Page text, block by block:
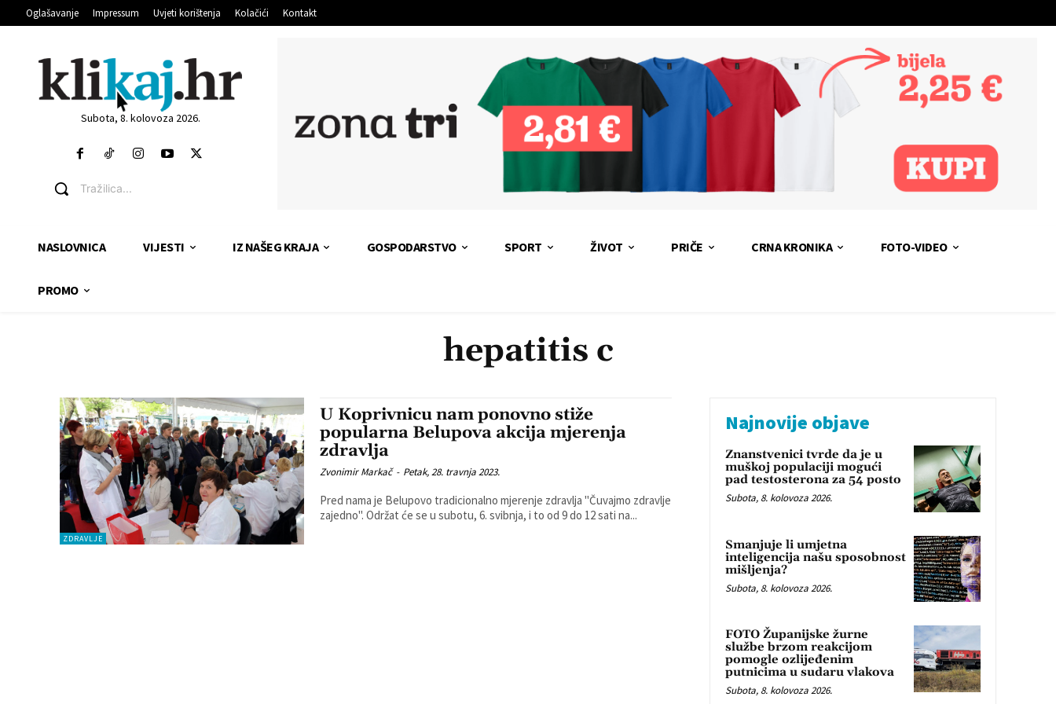
Oglašavanje Impressum Uvjeti korištenja Kolačići Kontakt
Subota, 8. kolovoza 2026.
Tražilica...
NASLOVNICA VIJESTI IZ NAŠEG KRAJA GOSPODARSTVO SPORT ŽIVOT PRIČE CRNA KRONIKA FOTO-VIDEO
PROMO
hepatitis c
ZDRAVLJE
U Koprivnicu nam ponovno stiže
popularna Belupova akcija mjerenja
zdravlja
Zvonimir Markač - Petak, 28. travnja 2023.
Pred nama je Belupovo tradicionalno mjerenje zdravlja "Čuvajmo zdravlje
zajedno". Održat će se u subotu, 6. svibnja, i to od 9 do 12 sati na...
Najnovije objave
Znanstvenici tvrde da je u
muškoj populaciji mogući
pad testosterona za 54 posto
Subota, 8. kolovoza 2026.
Smanjuje li umjetna
inteligencija našu sposobnost
mišljenja?
Subota, 8. kolovoza 2026.
FOTO Županijske žurne
službe brzom reakcijom
pomogle ozlijeđenim
putnicima u sudaru vlakova
Subota, 8. kolovoza 2026.